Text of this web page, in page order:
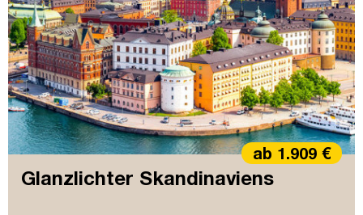
Glanzlichter Skandinaviens
ab 1.909 €